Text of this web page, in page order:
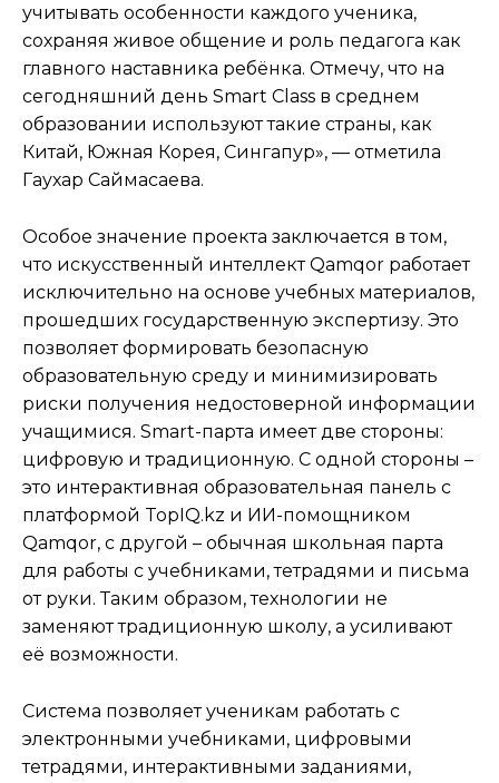
учитывать особенности каждого ученика,
сохраняя живое общение и роль педагога как
главного наставника ребёнка. Отмечу, что на
сегодняшний день Smart Class в среднем
образовании используют такие страны, как
Китай, Южная Корея, Сингапур», — отметила
Гаухар Саймасаева.
Особое значение проекта заключается в том,
что искусственный интеллект Qamqor работает
исключительно на основе учебных материалов,
прошедших государственную экспертизу. Это
позволяет формировать безопасную
образовательную среду и минимизировать
риски получения недостоверной информации
учащимися. Smart-парта имеет две стороны:
цифровую и традиционную. С одной стороны –
это интерактивная образовательная панель с
платформой TopIQ.kz и ИИ-помощником
Qamqor, с другой – обычная школьная парта
для работы с учебниками, тетрадями и письма
от руки. Таким образом, технологии не
заменяют традиционную школу, а усиливают
её возможности.
Система позволяет ученикам работать с
электронными учебниками, цифровыми
тетрадями, интерактивными заданиями,